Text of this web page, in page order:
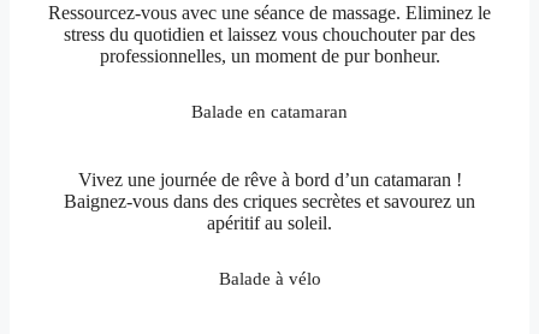
Ressourcez-vous avec une séance de massage. Eliminez le
stress du quotidien et laissez vous chouchouter par des
professionnelles, un moment de pur bonheur.
Balade en catamaran
Vivez une journée de rêve à bord d’un catamaran !
Baignez-vous dans des criques secrètes et savourez un
apéritif au soleil.
Balade à vélo